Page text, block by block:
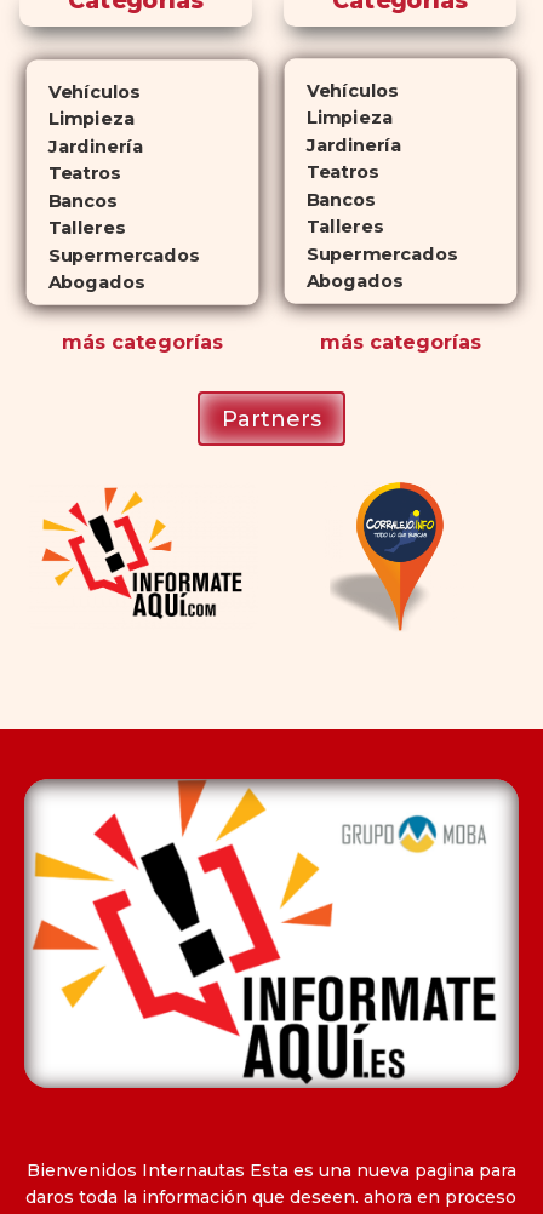
diferencia? El tiempo.comprar
Cialisejerce sus efectos hasta 4
atractiva para quienes no desean
planificar sus actividades
románticas con antelación.
Vehículos
Limpieza
Jardinería
Teatros
Bancos
Talleres
Supermercados
Abogados
más categorías
Vehículos
Limpieza
Jardinería
Teatros
Bancos
Talleres
Supermercados
Abogados
máscategorías
Partners
Bienvenidos Internautas Esta es una nueva pagina para
daros toda la información que deseen. ahora en proceso